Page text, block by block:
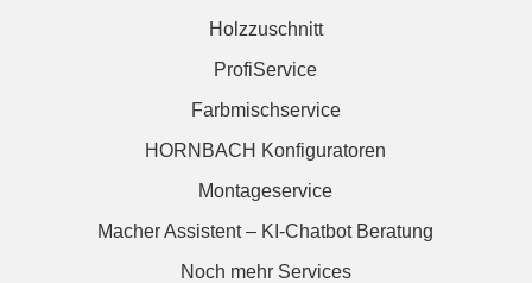
Holzzuschnitt
ProfiService
Farbmischservice
HORNBACH Konfiguratoren
Montageservice
Macher Assistent – KI-Chatbot Beratung
Noch mehr Services